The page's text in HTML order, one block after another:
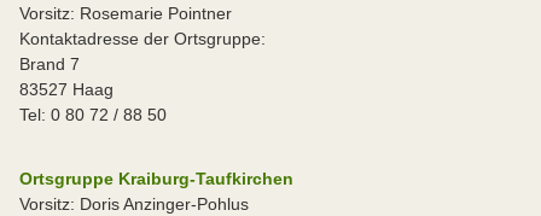
Vorsitz: Rosemarie Pointner
Kontaktadresse der Ortsgruppe:
Brand 7
83527 Haag
Tel: 0 80 72 / 88 50
Ortsgruppe Kraiburg-Taufkirchen
Vorsitz: Doris Anzinger-Pohlus